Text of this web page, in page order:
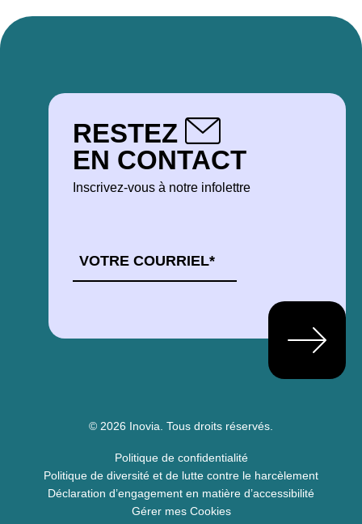
RESTEZ
EN CONTACT
Inscrivez-vous à notre infolettre
*
© 2026 Inovia. Tous droits réservés.
Politique de confidentialité
Politique de diversité et de lutte contre le harcèlement
Déclaration d’engagement en matière d’accessibilité
Gérer mes Cookies